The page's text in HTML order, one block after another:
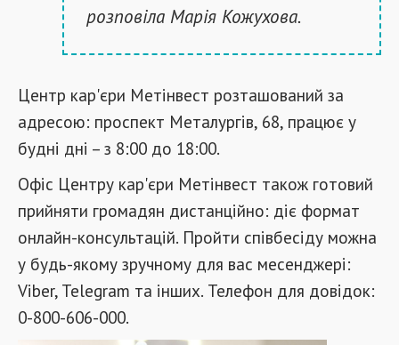
розповіла Марія Кожухова.
Центр кар'єри Метінвест розташований за
адресою: проспект Металургів, 68, працює у
будні дні – з 8:00 до 18:00.
Офіс Центру кар'єри Метінвест також готовий
прийняти громадян дистанційно: діє формат
онлайн-консультацій. Пройти співбесіду можна
у будь-якому зручному для вас месенджері:
Viber, Telegram та інших. Телефон для довідок:
0-800-606-000.